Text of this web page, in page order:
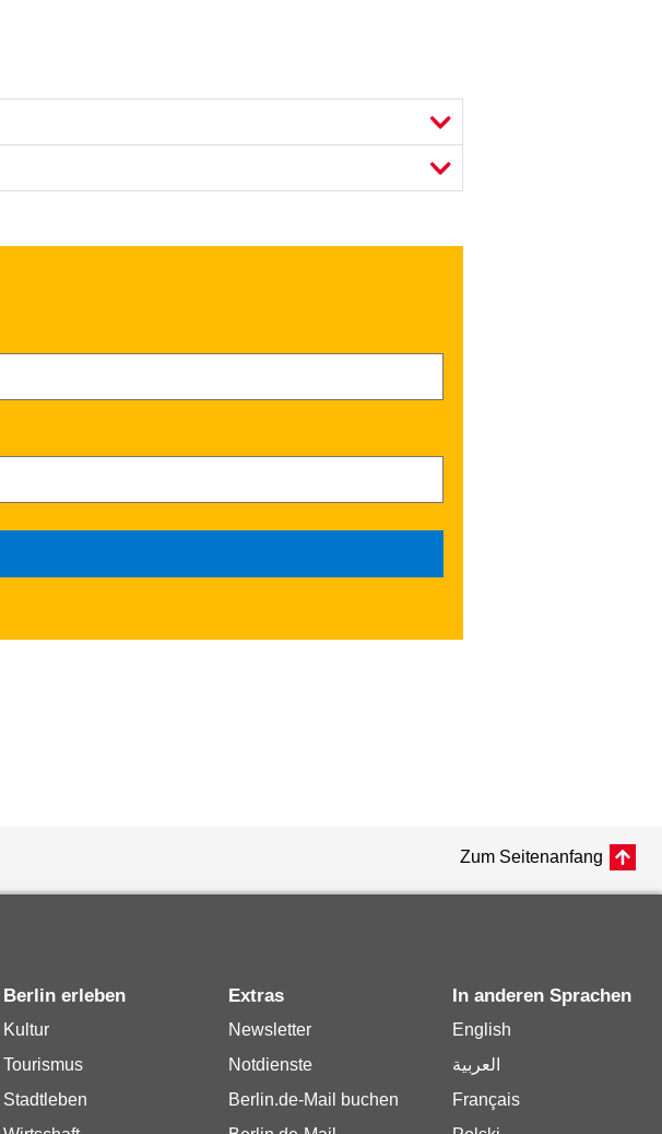
Zum Seitenanfang
Berlin erleben
Kultur
Tourismus
Stadtleben
Extras
Newsletter
Notdienste
Berlin.de-Mail buchen
In anderen Sprachen
English
العربية
Français